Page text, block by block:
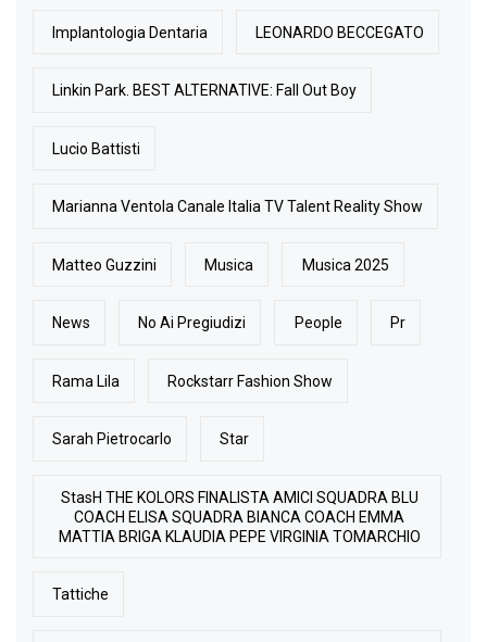
Implantologia Dentaria LEONARDO BECCEGATO
Linkin Park. BEST ALTERNATIVE: Fall Out Boy
Lucio Battisti
Marianna Ventola Canale Italia TV Talent Reality Show
Matteo Guzzini Musica Musica 2025
News No Ai Pregiudizi People Pr
Rama Lila Rockstarr Fashion Show
Sarah Pietrocarlo Star
StasH THE KOLORS FINALISTA AMICI SQUADRA BLU
COACH ELISA SQUADRA BIANCA COACH EMMA
MATTIA BRIGA KLAUDIA PEPE VIRGINIA TOMARCHIO
Tattiche